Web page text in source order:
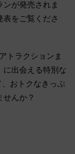
が発売されま
をご覧くださ
トラクションま
に出会える特別な
おトクなきっぷ
せんか？